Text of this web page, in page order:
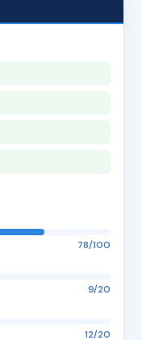
78/100
9/20
12/20